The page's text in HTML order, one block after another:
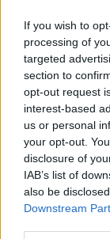
If you wish to
processing of
targeted
section to
opt-out request
interest-based
us or personal
your opt-out.
disclosure of
IAB’s list of
also be
Downstream